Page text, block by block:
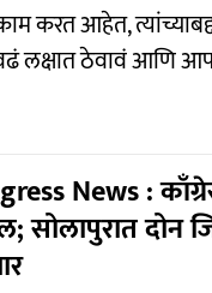
करत आहेत,
लक्षात ठेवावं आणि
News :
सोलापुरात दोन